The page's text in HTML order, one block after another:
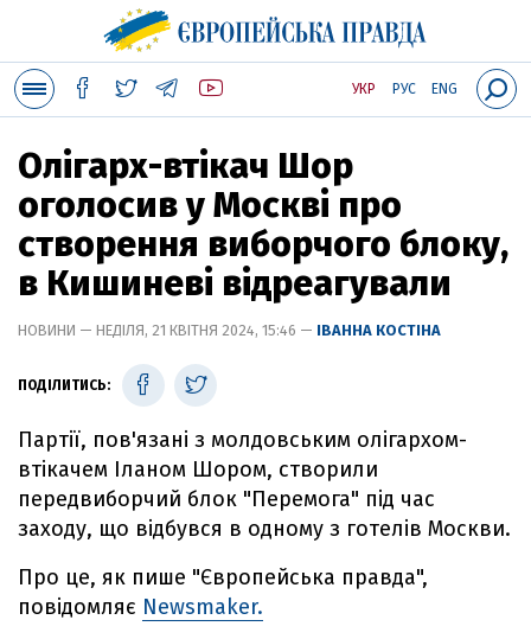
УКР РУС ENG
Олігарх-втікач Шор
оголосив у Москві про
створення виборчого блоку,
в Кишиневі відреагували
НОВИНИ — НЕДІЛЯ, 21 КВІТНЯ 2024, 15:46 — ІВАННА КОСТІНА
ПОДІЛИТИСЬ:
Партії, пов'язані з молдовським олігархом-
втікачем Іланом Шором, створили
передвиборчий блок "Перемога" під час
заходу, що відбувся в одному з готелів Москви.
Про це, як пише "Європейська правда",
повідомляє Newsmaker.